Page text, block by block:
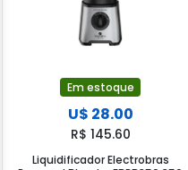
Em estoque
U$ 28.00
R$ 145.60
Liquidificador Electrobras